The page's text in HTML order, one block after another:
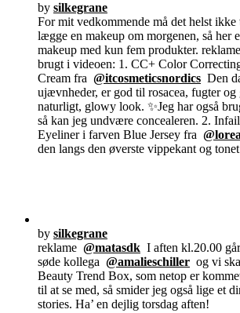
by silkegrane
For mit vedkommende må det helst
lægge en makeup om morgenen, så her
makeup med kun fem produkter.
brugt i videoen: 1. CC+ Color
Cream fra @itcosmeticsnordics Den
ujævnheder, er god til rosacea, fugter og
naturligt, glowy look. ✨Jeg har også
så kan jeg undvære concealeren. 2.
Eyeliner i farven Blue Jersey fra
den langs den øverste vippekant og
by silkegrane
reklame @matasdk I aften kl.20.00
søde kollega @amalieschiller og vi
Beauty Trend Box, som netop er
til at se med, så smider jeg også lige et
stories. Ha’ en dejlig torsdag aften!